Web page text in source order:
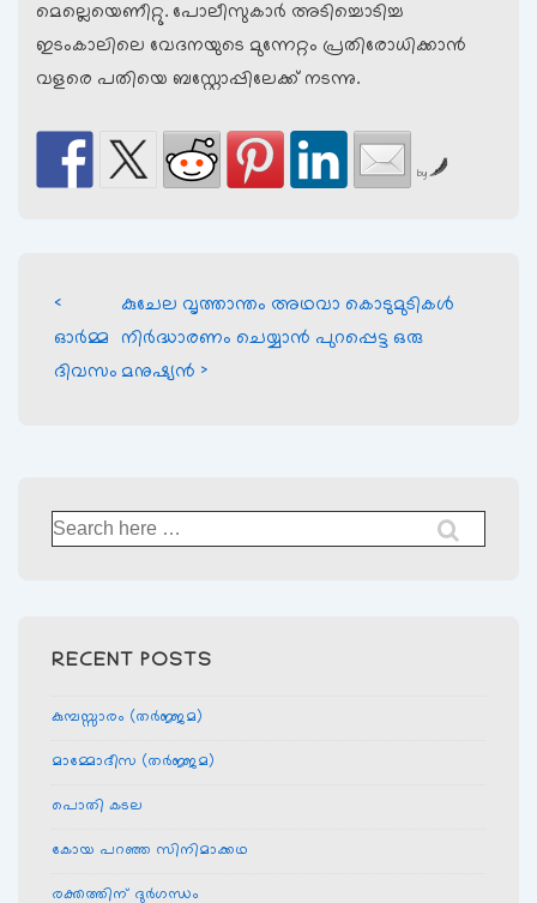
മെല്ലെയെണീറ്റു. പോലീസുകാര്‍ അടിച്ചൊടിച്ച
ഇടംകാലിലെ വേദനയുടെ മുന്നേറ്റം പ്രതിരോധിക്കാന്‍
വളരെ പതിയെ ബസ്റ്റോപ്പിലേക്ക് നടന്നു.
by
Post
navigation
Previous
Post
is
‹
ഓര്‍മ്മ
ദിവസം
Next
Post
is
കുചേല വൃത്താന്തം അഥവാ കൊടുമുടികള്‍
നിര്‍ദ്ധാരണം ചെയ്യാന്‍ പുറപ്പെട്ട ഒരു
മനുഷ്യന്‍ ›
Search
for:
RECENT POSTS
കുമ്പസ്സാരം (തര്‍ജ്ജമ)
മാമ്മോദീസ (തര്‍ജ്ജമ)
പൊതി കടല
കോയ പറഞ്ഞ സിനിമാക്കഥ
രക്തത്തിന് ദുര്‍ഗന്ധം